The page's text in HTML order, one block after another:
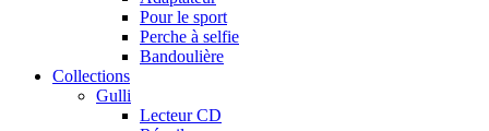
Pour le sport
Perche à selfie
Bandoulière
Collections
Gulli
Lecteur CD